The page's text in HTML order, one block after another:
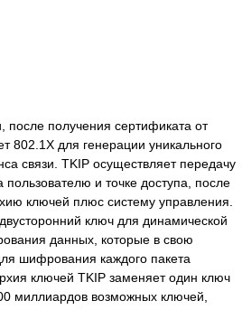
после получения сертификата от
802.1X для генерации уникального
связи. TKIP осуществляет передачу
пользователю и точке доступа, после
ключей плюс систему управления.
ключ для динамической
данных, которые в свою
шифрования каждого пакета
ключей TKIP заменяет один ключ
миллиардов возможных ключей,